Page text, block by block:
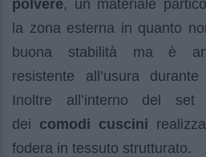
polvere, un materiale
la zona esterna in quanto
buona stabilità ma è
resistente all’usura
Inoltre all’interno del
dei comodi cuscini
fodera in tessuto strutturato.